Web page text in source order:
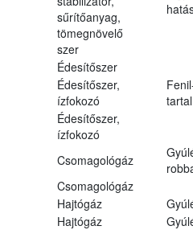
sűrítőanyag,
tömegnövelő
szer
Édesítőszer
Édesítőszer,
ízfokozó
Édesítőszer,
ízfokozó
Csomagológáz
Csomagológáz
Hajtógáz
Hajtógáz